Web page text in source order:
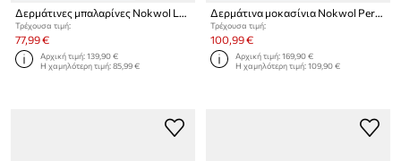
Δερμάτινες μπαλαρίνες Nokwol Lova
Τρέχουσα τιμή:
77,99 €
Αρχική τιμή:139,90 €
Η χαμηλότερη τιμή:85,99 €
Δερμάτινα μοκασίνια Nokwol Perry Black Box
Τρέχουσα τιμή:
100,99 €
Αρχική τιμή:169,90 €
Η χαμηλότερη τιμή:109,90 €